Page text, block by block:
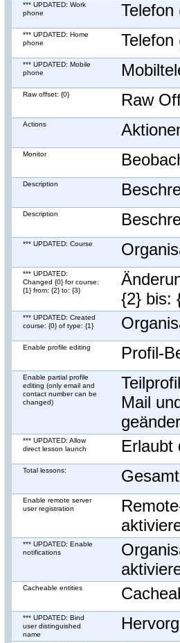
*** UPDATED: Work
phone
Telefon
*** UPDATED: Home
phone
Telefon
*** UPDATED: Mobile
phone
Raw offset: {0} Raw
Actions
Monitor
Description
Description
*** UPDATED: Course
*** UPDATED:
Changed {0} for course:
{1} from: {2} to: {3}
{2} bis:
*** UPDATED: Created
course: {0} of type: {1}
Enable profile editing Profil-
Enable partial profile
editing (only email and
contact number can be
changed)
Mail
*** UPDATED: Allow
direct lesson launch
Erlaubt
Total lessons:
Enable remote server
user registration
*** UPDATED: Enable
notifications
Cacheable entities
*** UPDATED: Bind
user distinguished
name